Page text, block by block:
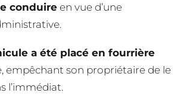
conduire en vue d’une
a été placé en fourrière
empêchant son propriétaire de le
l’immédiat.